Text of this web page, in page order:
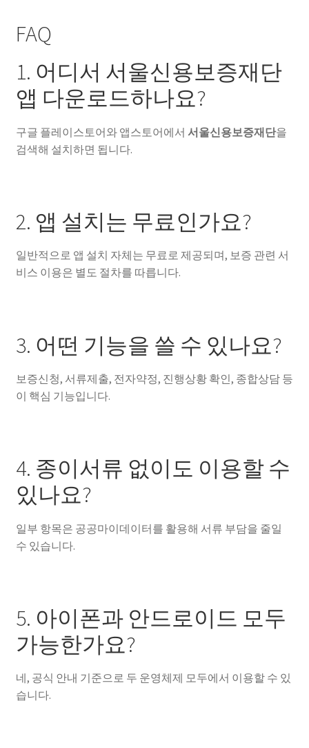
FAQ
1. 어디서 서울신용보증재단
앱 다운로드하나요?
구글 플레이스토어와 앱스토어에서 서울신용보증재단을
검색해 설치하면 됩니다.
2. 앱 설치는 무료인가요?
일반적으로 앱 설치 자체는 무료로 제공되며, 보증 관련 서
비스 이용은 별도 절차를 따릅니다.
3. 어떤 기능을 쓸 수 있나요?
보증신청, 서류제출, 전자약정, 진행상황 확인, 종합상담 등
이 핵심 기능입니다.
4. 종이서류 없이도 이용할 수
있나요?
일부 항목은 공공마이데이터를 활용해 서류 부담을 줄일
수 있습니다.
5. 아이폰과 안드로이드 모두
가능한가요?
네, 공식 안내 기준으로 두 운영체제 모두에서 이용할 수 있
습니다.